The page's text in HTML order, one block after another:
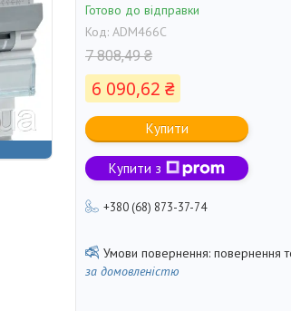
Готово до відправки
Код: ADM466C
7 808,49 ₴
6 090,62 ₴
Купити
Купити з
+380 (68) 873-37-74
повернення
за домовленістю